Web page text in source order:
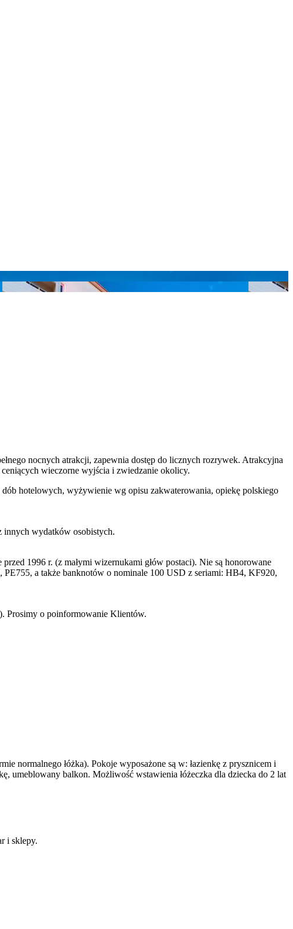
nocnych atrakcji, zapewnia dostęp do licznych rozrywek. Atrakcyjna
wieczorne wyjścia i zwiedzanie okolicy.
hotelowych, wyżywienie wg opisu zakwaterowania, opiekę polskiego
wydatków osobistych.
1996 r. (z małymi wizernukami głów postaci). Nie są honorowane
a także banknotów o nominale 100 USD z seriami: HB4, KF920,
Prosimy o poinformowanie Klientów.
normalnego łóżka). Pokoje wyposażone są w: łazienkę z prysznicem i
umeblowany balkon. Możliwość wstawienia łóżeczka dla dziecka do 2 lat
i sklepy.